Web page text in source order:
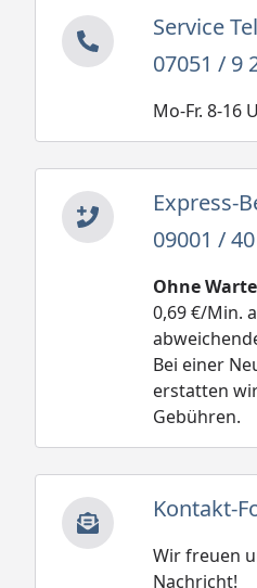
Service
07051 / 9
Mo-Fr. 8-16
Express-
09001 /
Ohne
0,69 €/Min.
Bei einer
erstatten
Gebühren.
Kontakt-
Wir freuen
Nachricht!